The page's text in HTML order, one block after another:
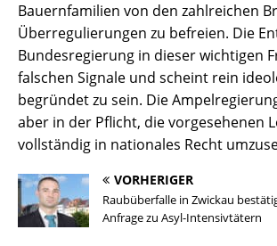
Bauernfamilien von den zahlreichen
Überregulierungen zu befreien. Die
Bundesregierung in dieser wichtigen
falschen Signale und scheint rein
begründet zu sein. Die
aber in der Pflicht, die vorgesehenen
vollständig in nationales Recht
VORHERIGER
Raubüberfalle in Zwickau
Anfrage zu Asyl-Intensivtätern